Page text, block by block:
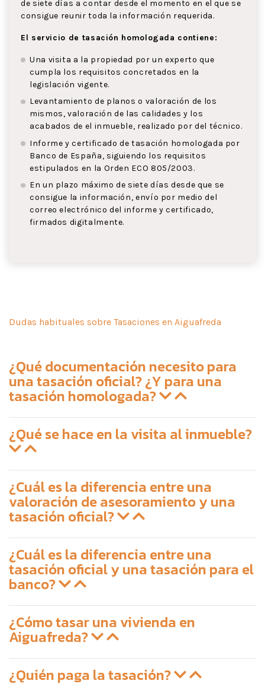
de siete días a contar desde el momento en el que se
consigue reunir toda la información requerida.
El servicio de tasación homologada contiene:
Una visita a la propiedad por un experto que
cumpla los requisitos concretados en la
legislación vigente.
Levantamiento de planos o valoración de los
mismos, valoración de las calidades y los
acabados de el inmueble, realizado por del técnico.
Informe y certificado de tasación homologada por
Banco de España, siguiendo los requisitos
estipulados en la Orden ECO 805/2003.
En un plazo máximo de siete días desde que se
consigue la información, envío por medio del
correo electrónico del informe y certificado,
firmados digitalmente.
Dudas habituales sobre Tasaciones en Aiguafreda
¿Qué documentación necesito para
una tasación oficial? ¿Y para una
tasación homologada?
¿Qué se hace en la visita al inmueble?
¿Cuál es la diferencia entre una
valoración de asesoramiento y una
tasación oficial?
¿Cuál es la diferencia entre una
tasación oficial y una tasación para el
banco?
¿Cómo tasar una vivienda en
Aiguafreda?
¿Quién paga la tasación?